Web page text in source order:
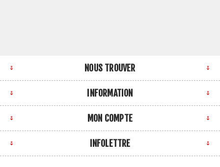
NOUS TROUVER
INFORMATION
MON COMPTE
INFOLETTRE